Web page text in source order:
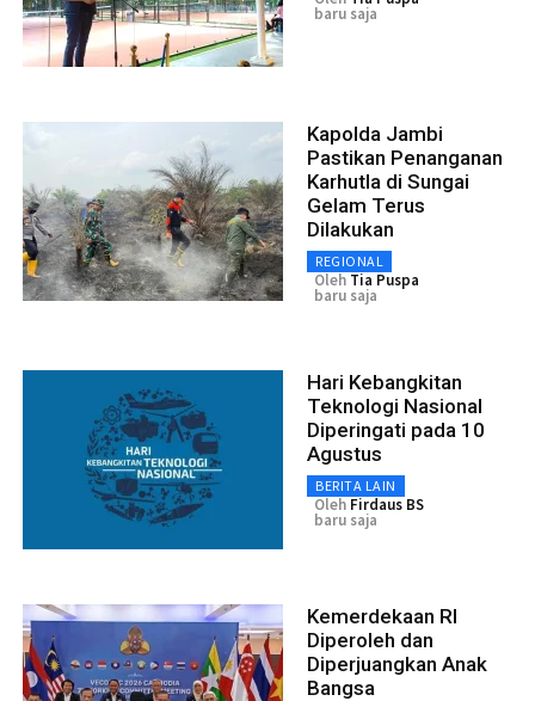
baru saja
Kapolda Jambi
Pastikan Penanganan
Karhutla di Sungai
Gelam Terus
Dilakukan
REGIONAL
Oleh Tia Puspa
baru saja
Hari Kebangkitan
Teknologi Nasional
Diperingati pada 10
Agustus
BERITA LAIN
Oleh Firdaus BS
baru saja
Kemerdekaan RI
Diperoleh dan
Diperjuangkan Anak
Bangsa